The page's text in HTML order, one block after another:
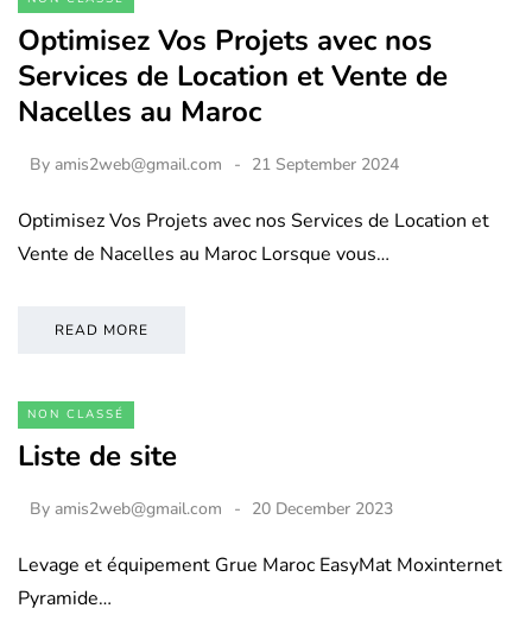
Optimisez Vos Projets avec nos
Services de Location et Vente de
Nacelles au Maroc
By amis2web@gmail.com 21 September 2024
Optimisez Vos Projets avec nos Services de Location et
Vente de Nacelles au Maroc Lorsque vous…
READ MORE
NON CLASSÉ
Liste de site
By amis2web@gmail.com 20 December 2023
Levage et équipement Grue Maroc EasyMat Moxinternet
Pyramide…